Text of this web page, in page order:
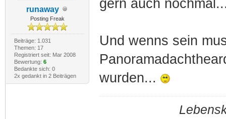
runaway
Posting Freak
Beiträge: 1.031
Themen: 17
Registriert seit: Mar 2008
Bewertung: 6
Bedankte sich: 0
2x gedankt in 2 Beiträgen
gern auch
Und wenns sein
wurden...